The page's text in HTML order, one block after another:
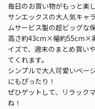
毎日のお買い物がもっと楽
サンエックスの大人気キャ
ムサービス製の超ビッグな
高さ約43cm×幅約55cm×
イズで、週末のまとめ買い
てくれます。
シンプルで大人可愛いベー
にもぴったり！
ぜひゲットして、リラック
ね！